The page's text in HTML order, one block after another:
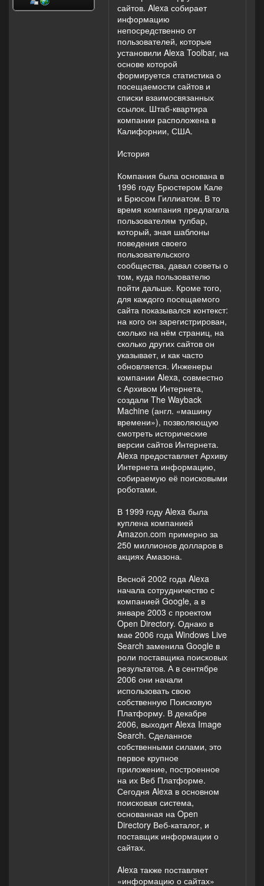
сайтов. Alexa собирает
информацию
непосредственно от
пользователей, которые
установили Alexa Toolbar, на
основе которой
формируется статистика о
посещаемости сайтов и
списки взаимосвязанных
ссылок. Штаб-квартира
компании расположена в
Калифорнии, США.
История
Компания была основана в
1996 году Брюстером Кале
и Брюсом Гиллиатом. В то
время компания предлагала
пользователям тулбар,
который, зная шаблоны
поведения своего
пользовательского
сообщества, давал советы о
том, куда пользователю
пойти дальше. Кроме того,
для каждого посещаемого
сайта показывался контекст:
на кого он зарегистрирован,
сколько на нём страниц, на
сколько других сайтов он
указывает, и как часто
обновляется. Инженеры
компании Alexa, совместно
с Архивом Интернета,
создали The Wayback
Machine (англ. «машину
времени»), позволяющую
смотреть исторические
версии сайтов Интернета.
Alexa предоставляет Архиву
Интернета информацию,
собираемую её поисковыми
роботами.
В 1999 году Alexa была
куплена компанией
Amazon.com примерно за
250 миллионов долларов в
акциях Амазона.
Весной 2002 года Alexa
начала сотрудничество с
компанией Google, а в
январе 2003 с проектом
Open Directory. Однако в
мае 2006 года Windows Live
Search заменила Google в
роли поставщика поисковых
результатов. А в сентябре
2006 они начали
использовать свою
собственную Поисковую
Платформу. В декабре
2006, выходит Alexa Image
Search. Сделанное
собственными силами, это
первое крупное
приложение, построенное
на их Веб Платформе.
Сегодня Alexa в основном
поисковая система,
основанная на Open
Directory Веб-каталог, и
поставщик информации о
сайтах.
Alexa также поставляет
«информацию о сайтах»